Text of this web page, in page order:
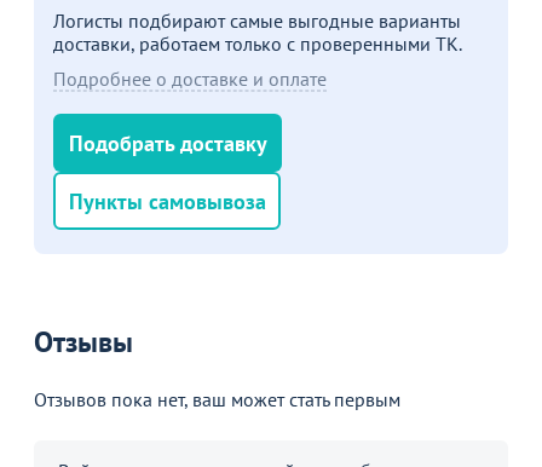
Логисты подбирают самые выгодные варианты
доставки, работаем только с проверенными ТК.
Подробнее о доставке и оплате
Подобрать доставку
Пункты самовывоза
Отзывы
Отзывов пока нет, ваш может стать первым